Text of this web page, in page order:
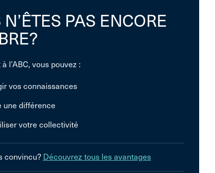
PAS ENCORE
l’ABC, vous pouvez :
vos connaissances
une différence
votre collectivité
convincu? Découvrez tous les avantages